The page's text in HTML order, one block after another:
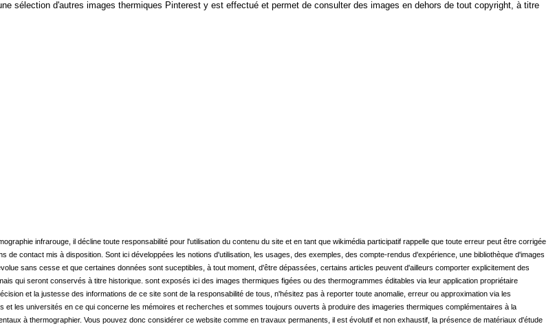
sélection d'autres images thermiques Pinterest y est effectué et permet de consulter des images en dehors de tout copyright, à titre
infrarouge, il décline toute responsabilité pour l'utilisation du contenu du site et en tant que wikimédia participatif rappelle que toute erreur peut être corrigée
de contact mis à disposition. Sont ici développées les notions d'utilisation, les usages, des exemples, des compte-rendus d'expérience, une bibliothèque d'images
sans cesse et que certaines données sont suceptibles, à tout moment, d'être dépassées, certains articles peuvent d'ailleurs comporter explicitement des
qui seront conservés à titre historique. sont exposés ici des images thermiques figées ou des thermogrammes éditables via leur application propriétaire
et la justesse des informations de ce site sont de la responsabilité de tous, n'hésitez pas à reporter toute anomalie, erreur ou approximation via les
les universités en ce qui concerne les mémoires et recherches et sommes toujours ouverts à produire des imageries thermiques complémentaires à la
à thermographier. Vous pouvez donc considérer ce website comme en travaux permanents, il est évolutif et non exhaustif, la présence de matériaux d'étude